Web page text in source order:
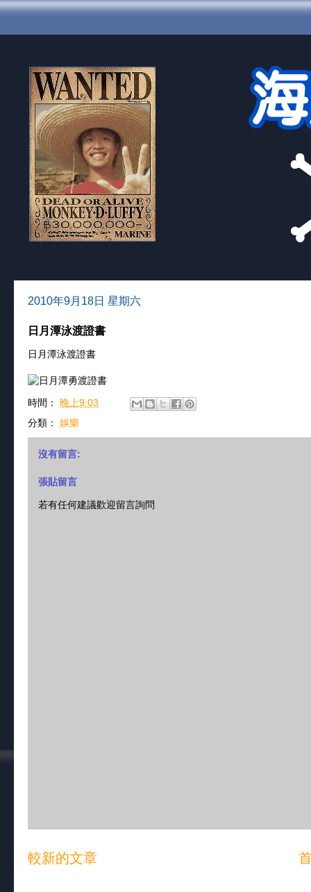
2010年9月18日 星期六
日月潭泳渡證書
日月潭泳渡證書
時間： 晚上9:03
分類： 娛樂
沒有留言:
張貼留言
若有任何建議歡迎留言詢問
較新的文章